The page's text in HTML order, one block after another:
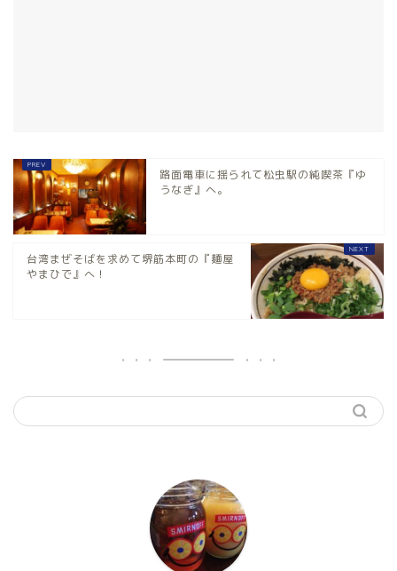
路面電車に揺られて松虫駅の純喫茶『ゆ
うなぎ』へ。
台湾まぜそばを求めて堺筋本町の『麺屋
やまひで』へ！